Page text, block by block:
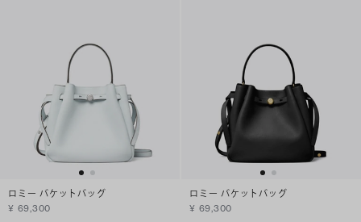
ロミー バケットバッグ
¥ 69,300
ロミー バケットバッグ
¥ 69,300